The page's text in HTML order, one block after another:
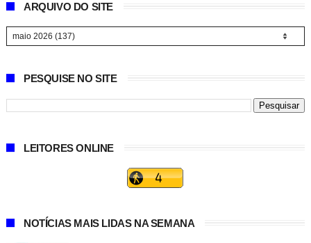
ARQUIVO DO SITE
PESQUISE NO SITE
LEITORES ONLINE
NOTÍCIAS MAIS LIDAS NA SEMANA